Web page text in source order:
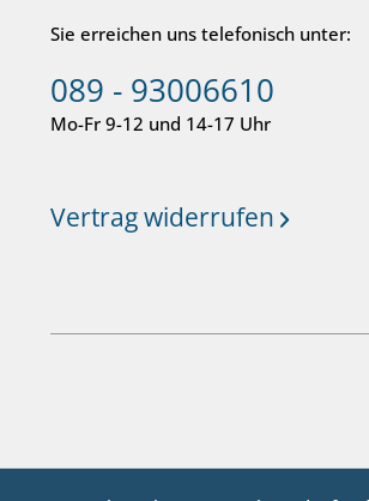
Sie erreichen uns telefonisch unter:
089 - 93006610
Mo-Fr 9-12 und 14-17 Uhr
Vertrag widerrufen